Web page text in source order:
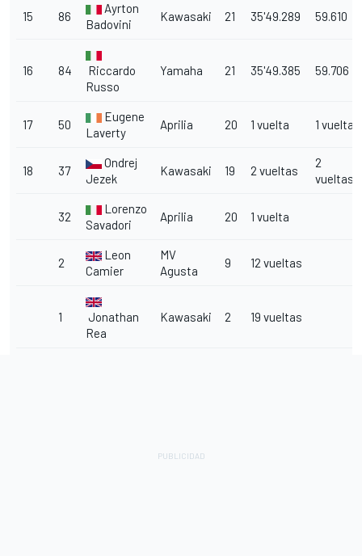
15 86
Ayrton
Badovini
Kawasaki 21 35'49.289 59.610
16 84
Riccardo
Russo
Yamaha 21 35'49.385 59.706
17 50
Eugene
Laverty
Aprilia 20 1 vuelta 1 vuelta
18 37
Ondrej
Jezek
Kawasaki 19 2 vueltas
2
vueltas
32
Lorenzo
Savadori
Aprilia 20 1 vuelta
2
Leon
Camier
MV
Agusta
9 12 vueltas
1
Jonathan
Rea
Kawasaki 2 19 vueltas